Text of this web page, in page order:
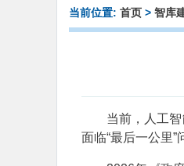
当前位置: 首页 > 智库
当前，人工
面临“最后一公里”